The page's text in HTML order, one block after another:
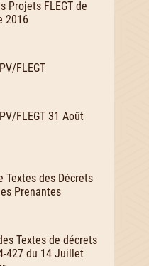
Projets FLEGT de
2016
FLEGT
FLEGT 31 Août
Textes des Décrets
Prenantes
Textes de décrets
427 du 14 Juillet